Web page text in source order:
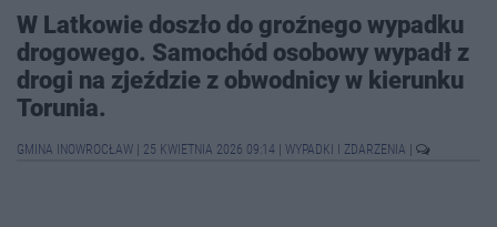
W Latkowie doszło do groźnego wypadku
drogowego. Samochód osobowy wypadł z
drogi na zjeździe z obwodnicy w kierunku
Torunia.
GMINA INOWROCŁAW 25 KWIETNIA 2026 09:14 WYPADKI I ZDARZENIA